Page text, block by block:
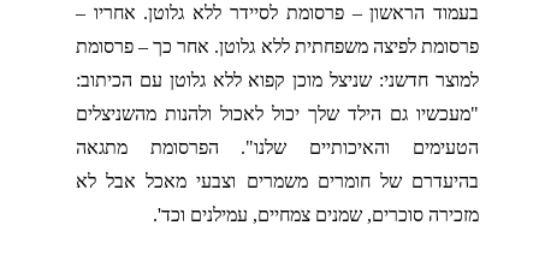
בעמוד הראשון – פרסומת לסיידר ללא גלוטן. אחריו –
פרסומת לפיצה משפחתית ללא גלוטן. אחר כך – פרסומת
למוצר חדשני: שניצל מוכן קפוא ללא גלוטן עם הכיתוב:
"מעכשיו גם הילד שלך יכול לאכול ולהנות מהשניצלים
הטעימים והאיכותיים שלנו". הפרסומת מתגאה
בהיעדרם של חומרים משמרים וצבעי מאכל אבל לא
מזכירה סוכרים, שמנים צמחיים, עמילנים וכד'.